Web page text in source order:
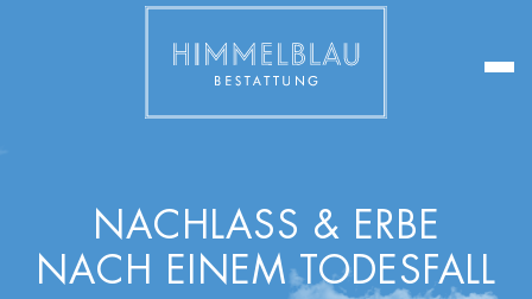
NACHLASS & ERBE
NACH EINEM TODESFALL